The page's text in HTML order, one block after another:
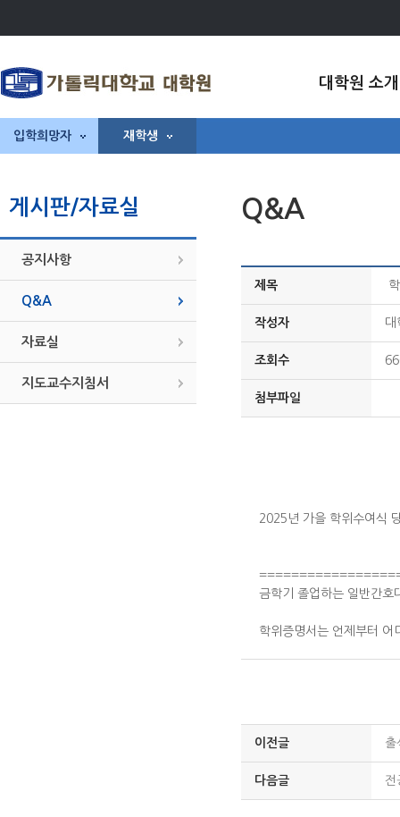
대학원 소개
입학희망자 재학생
게시판/자료실
공지사항
Q&A
자료실
지도교수지침서
Q&A
제목
작성자 대
조회수
첨부파일
2025년 가을 학위수여식
금학기 졸업하는 일반간호
학위증명서는 언제부터
이전글 출
다음글 전